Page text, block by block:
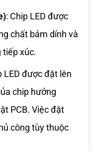
: Chip LED được
chất bám dính và
tiếp xúc.
LED được đặt lên
chip hướng
PCB. Việc đặt
công tùy thuộc